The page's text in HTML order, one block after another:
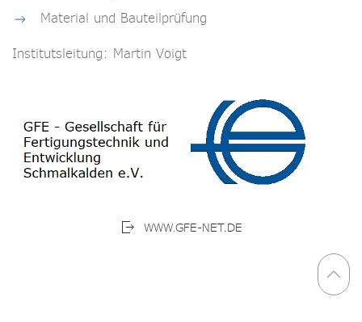
Material und Bauteilprüfung
Institutsleitung: Martin Voigt
WWW.GFE-NET.DE